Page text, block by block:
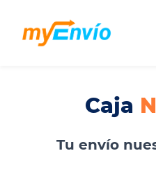
Caja
Tu envío